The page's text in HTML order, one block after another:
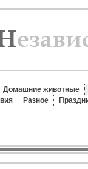
Домашние животные
Разное